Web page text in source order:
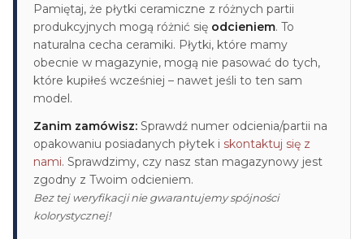
Pamiętaj, że płytki ceramiczne z różnych partii
produkcyjnych mogą różnić się odcieniem. To
naturalna cecha ceramiki. Płytki, które mamy
obecnie w magazynie, mogą nie pasować do tych,
które kupiłeś wcześniej – nawet jeśli to ten sam
model.
Zanim zamówisz: Sprawdź numer odcienia/partii na
opakowaniu posiadanych płytek i skontaktuj się z
nami. Sprawdzimy, czy nasz stan magazynowy jest
zgodny z Twoim odcieniem.
Bez tej weryfikacji nie gwarantujemy spójności
kolorystycznej!